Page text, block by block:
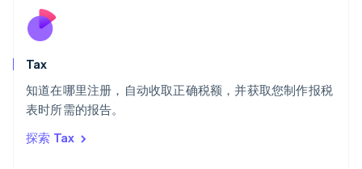
Tax
知道在哪里注册，自动收取正确税额，并获取您制作报税
表时所需的报告。
探索 Tax
English
斯洛伐克
泰国
ไทยEnglish
English